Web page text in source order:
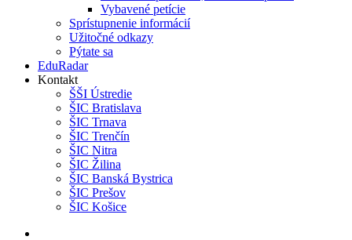
Vybavené petície
Sprístupnenie informácií
Užitočné odkazy
Pýtate sa
EduRadar
Kontakt
ŠŠI Ústredie
ŠIC Bratislava
ŠIC Trnava
ŠIC Trenčín
ŠIC Nitra
ŠIC Žilina
ŠIC Banská Bystrica
ŠIC Prešov
ŠIC Košice